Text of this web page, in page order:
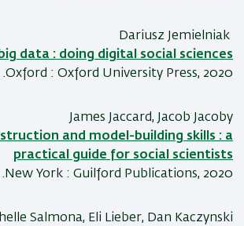
data : doing digital social sciences
Oxford : Oxford University Press, 2020.
James Jaccard, Jacob Jacoby
and model-building skills : a
practical guide for social scientists
New York : Guilford Publications, 2020.
Salmona, Eli Lieber, Dan Kaczynski